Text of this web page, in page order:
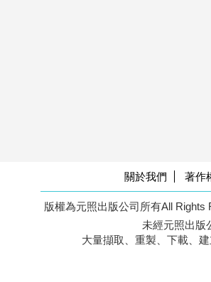
關於我們 著作
版權為元照出版公司所有All Rights
未經元照出版
大量擷取、重製、下載、